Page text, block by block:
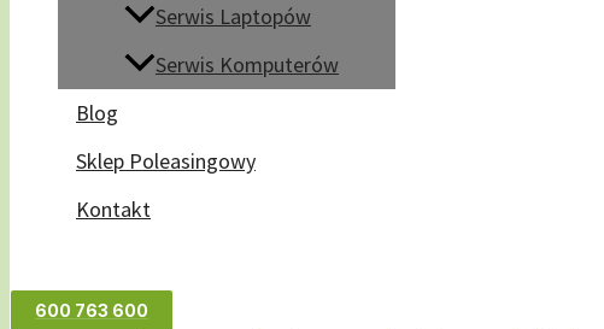
Serwis Laptopów
Serwis Komputerów
Blog
Sklep Poleasingowy
Kontakt
600 763 600
Jak komputery poleasingowe wpływają na codzienne życie
Dlaczego warto zdecydować się na komputery poleasingowe?
Jak wybrać najlepszy komputer poleasingowy?
Czy komputery poleasingowe są dla każdego?
Kopia zapasowa i bezpieczeństwo w komputerach
Podsumowanie: Dlaczego warto wybrać komputery
Jakie koszty wiążą się z zakupem komputera